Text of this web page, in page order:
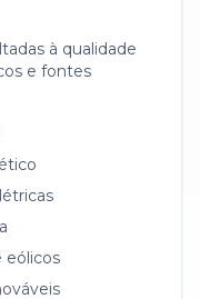
à qualidade
e fontes
eólicos